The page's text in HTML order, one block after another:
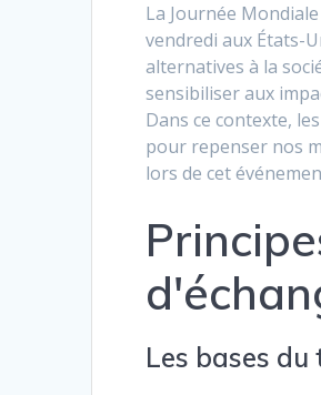
La Journée
vendredi aux États-
alternatives à la
sensibiliser aux
Dans ce contexte,
pour repenser nos
lors de cet
Les bases